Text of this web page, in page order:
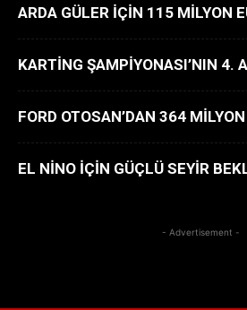
ARDA GÜLER İÇİN 115 MİLYON
KARTİNG ŞAMPİYONASI’NIN 4.
FORD OTOSAN’DAN 364
EL NİNO İÇİN GÜÇLÜ SEYİR
- Advertisement -